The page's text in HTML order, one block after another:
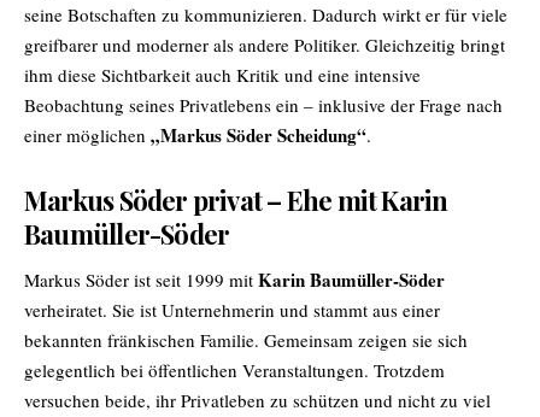
seine Botschaften zu kommunizieren. Dadurch wirkt er für viele
greifbarer und moderner als andere Politiker. Gleichzeitig bringt
ihm diese Sichtbarkeit auch Kritik und eine intensive
Beobachtung seines Privatlebens ein – inklusive der Frage nach
einer möglichen „Markus Söder Scheidung“.
Markus Söder privat – Ehe mit Karin
Baumüller-Söder
Markus Söder ist seit 1999 mit Karin Baumüller-Söder
verheiratet. Sie ist Unternehmerin und stammt aus einer
bekannten fränkischen Familie. Gemeinsam zeigen sie sich
gelegentlich bei öffentlichen Veranstaltungen. Trotzdem
versuchen beide, ihr Privatleben zu schützen und nicht zu viel